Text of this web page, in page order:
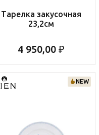
Тарелка закусочная
23,2см
4 950,00 ₽
NEW